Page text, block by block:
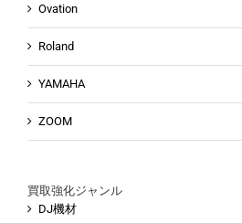
Ovation
Roland
YAMAHA
ZOOM
買取強化ジャンル
DJ機材